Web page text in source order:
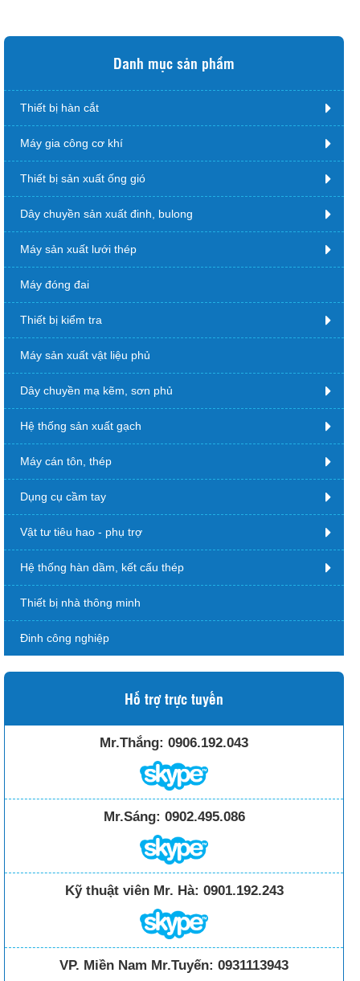
Danh mục sản phẩm
Thiết bị hàn cắt
Máy gia công cơ khí
Thiết bị sản xuất ống gió
Dây chuyền sản xuất đinh, bulong
Máy sản xuất lưới thép
Máy đóng đai
Thiết bị kiểm tra
Máy sản xuất vật liệu phủ
Dây chuyền mạ kẽm, sơn phủ
Hệ thống sản xuất gạch
Máy cán tôn, thép
Dụng cụ cầm tay
Vật tư tiêu hao - phụ trợ
Hệ thống hàn dầm, kết cấu thép
Thiết bị nhà thông minh
Đinh công nghiệp
Hỗ trợ trực tuyến
Mr.Thắng: 0906.192.043
Mr.Sáng: 0902.495.086
Kỹ thuật viên Mr. Hà: 0901.192.243
VP. Miền Nam Mr.Tuyến: 0931113943